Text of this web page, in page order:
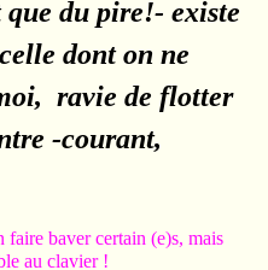
du pire!- existe
dont on ne
ravie de flotter
-courant,
faire baver certain (e)s, mais
au clavier !